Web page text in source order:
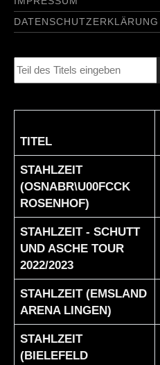
DATENSCHUTZERKLÄRUNG
Teil des Titels eingeben
TITEL
STAHLZEIT
(OSNABR\U00FCCK
ROSENHOF)
STAHLZEIT - SCHUTT
UND ASCHE TOUR
2022/2023
STAHLZEIT (EMSLAND
ARENA LINGEN)
STAHLZEIT
(BIELEFELD